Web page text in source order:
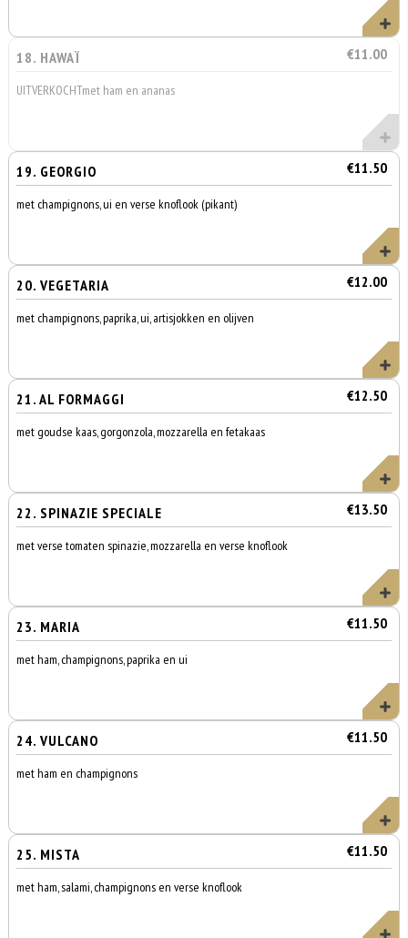
18. HAWAÏ €11.00
UITVERKOCHTmet ham en ananas
19. GEORGIO €11.50
met champignons, ui en verse knoflook (pikant)
20. VEGETARIA €12.00
met champignons, paprika, ui, artisjokken en olijven
21. AL FORMAGGI €12.50
met goudse kaas, gorgonzola, mozzarella en fetakaas
22. SPINAZIE SPECIALE €13.50
met verse tomaten spinazie, mozzarella en verse knoflook
23. MARIA €11.50
met ham, champignons, paprika en ui
24. VULCANO €11.50
met ham en champignons
25. MISTA €11.50
met ham, salami, champignons en verse knoflook